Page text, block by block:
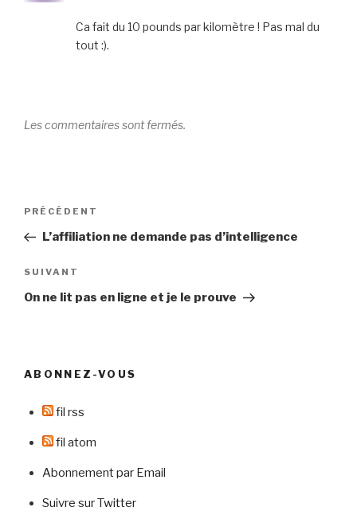
Ca fait du 10 pounds par kilomètre ! Pas mal du
tout :).
Les commentaires sont fermés.
Navigation
l’article
Article
précédent
PRÉCÉDENT
L’affiliation ne demande pas d’intelligence
Article
suivant
SUIVANT
On ne lit pas en ligne et je le prouve
ABONNEZ-VOUS
fil rss
fil atom
Abonnement par Email
Suivre sur Twitter